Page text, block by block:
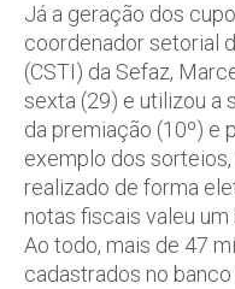
Já a geração dos
coordenador setorial
(CSTI) da Sefaz,
sexta (29) e utilizou a
da premiação (10º) e
exemplo dos
realizado de forma
notas fiscais valeu um
Ao todo, mais de 47
cadastrados no